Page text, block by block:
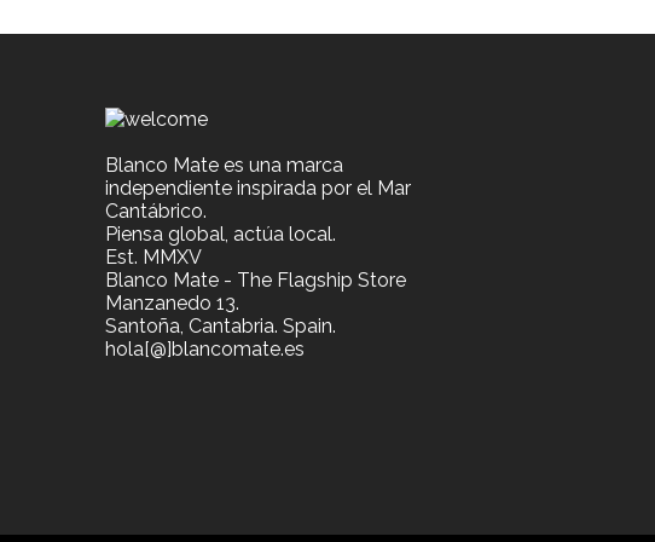
Blanco Mate es una marca
independiente inspirada por el Mar
Cantábrico.
Piensa global, actúa local.
Est. MMXV
Blanco Mate - The Flagship Store
Manzanedo 13.
Santoña, Cantabria. Spain.
hola[@]blancomate.es